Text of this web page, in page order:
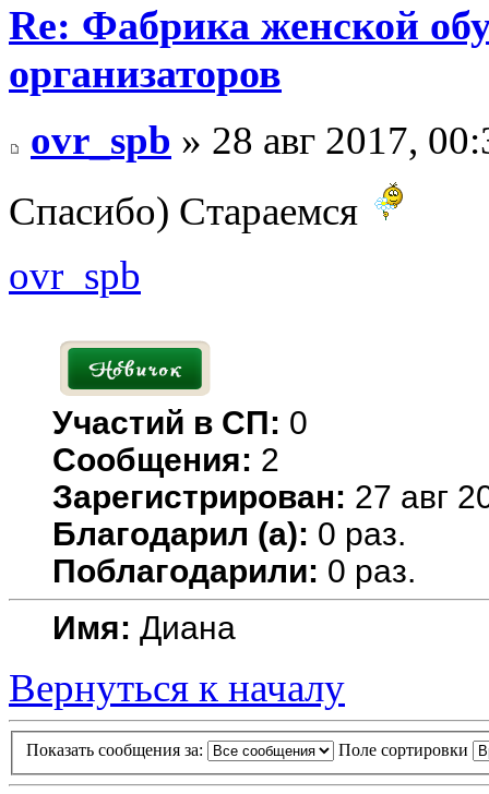
Re: Фабрика женской
организаторов
ovr_spb » 28 авг 2017,
Спасибо) Стараемся
ovr_spb
Участий в СП: 0
Сообщения: 2
Зарегистрирован: 27 авг
Благодарил (а): 0 раз.
Поблагодарили: 0 раз.
Имя: Диана
Вернуться к началу
Показать сообщения за: Поле сортировки